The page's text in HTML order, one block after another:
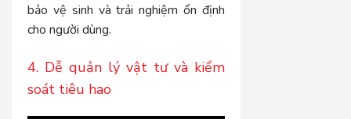
bảo vệ sinh và trải nghiệm ổn định
cho người dùng.
4. Dễ quản lý vật tư và kiểm
soát tiêu hao